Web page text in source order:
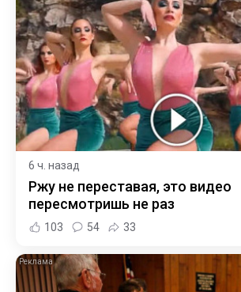
6 ч. назад
Ржу не переставая, это видео
пересмотришь не раз
103 54 33